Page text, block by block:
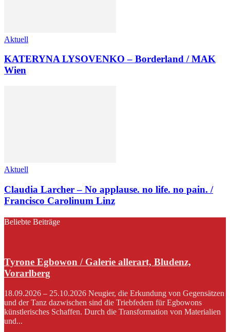
Aktuell
KATERYNA LYSOVENKO – Borderland / MAK
Wien
Aktuell
Claudia Larcher – No applause. no life. no pain. /
Francisco Carolinum Linz
Beliebte Beiträge
Tyrone Egbowon / Galerie allerart, Bludenz,
Vorarlberg
18.09.2026 – 25.10.2026 Neugier, die Erkundung von Gegensätzen
und der Tanz dazwischen sind die Triebfedern für Egbowons
künstlerisches Schaffen. Durch die Transformation von Materialien
und...